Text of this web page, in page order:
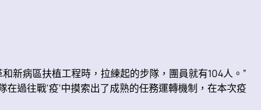
新病區扶植工程時，拉練起的步隊，團員就有104人。”
在過往戰‘疫’中摸索出了成熟的任務運轉機制，在本次疫